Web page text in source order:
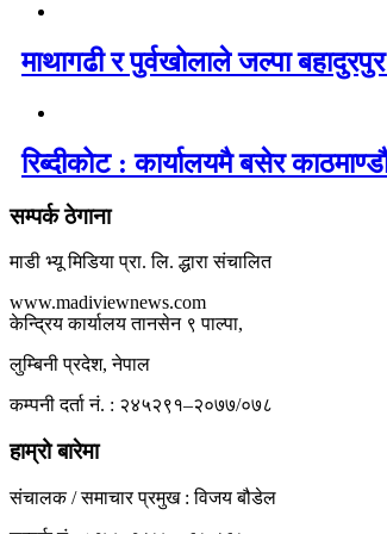
माथागढी र पुर्वखोलाले जल्पा
रिब्दीकोट : कार्यालयमै बसेर
सम्पर्क ठेगाना
माडी भ्यू मिडिया प्रा. लि. द्धारा संचालित
www.madiviewnews.com
केन्द्रिय कार्यालय तानसेन ९ पाल्पा,
लुम्बिनी प्रदेश, नेपाल
कम्पनी दर्ता नं. : २४५२९१–२०७७/०७८
हाम्रो बारेमा
संचालक / समाचार प्रमुख : विजय बौडेल